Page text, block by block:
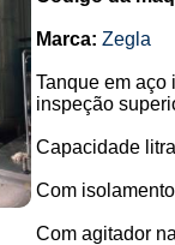
Marca: Zegla
Tanque em aço
inspeção
Capacidade
Com
Com agitador